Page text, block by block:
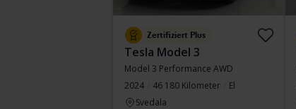
Zertifiziert Plus
Tesla Model 3
Model 3 Performance AWD
2024
46 180 Kilometer
El
Svedala